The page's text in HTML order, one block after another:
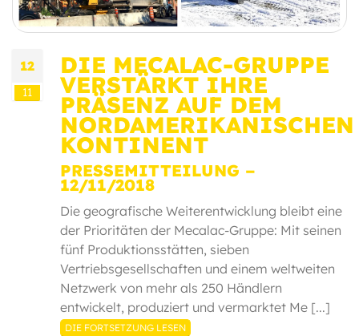
12
11
DIE MECALAC-GRUPPE
VERSTÄRKT IHRE
PRÄSENZ AUF DEM
NORDAMERIKANISCHEN
KONTINENT
PRESSEMITTEILUNG –
12/11/2018
Die geografische Weiterentwicklung bleibt eine
der Prioritäten der Mecalac-Gruppe: Mit seinen
fünf Produktionsstätten, sieben
Vertriebsgesellschaften und einem weltweiten
Netzwerk von mehr als 250 Händlern
entwickelt, produziert und vermarktet Me [...]
DIE FORTSETZUNG LESEN